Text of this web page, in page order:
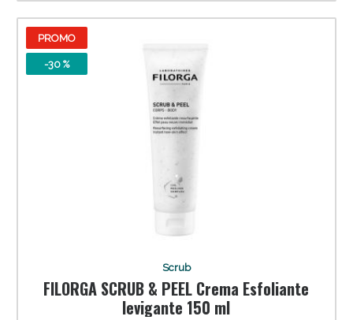
PROMO
-30 %
Scrub
FILORGA SCRUB & PEEL Crema Esfoliante
levigante 150 ml